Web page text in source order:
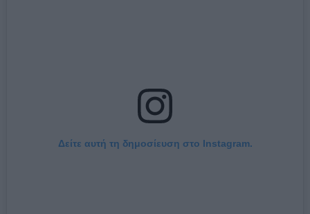
Δείτε αυτή τη δημοσίευση στο Instagram.